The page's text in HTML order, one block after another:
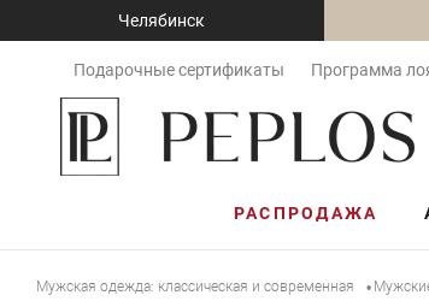
Челябинск
Подарочные сертификаты Программа
РАСПРОДАЖА
Мужская одежда: классическая и современная •